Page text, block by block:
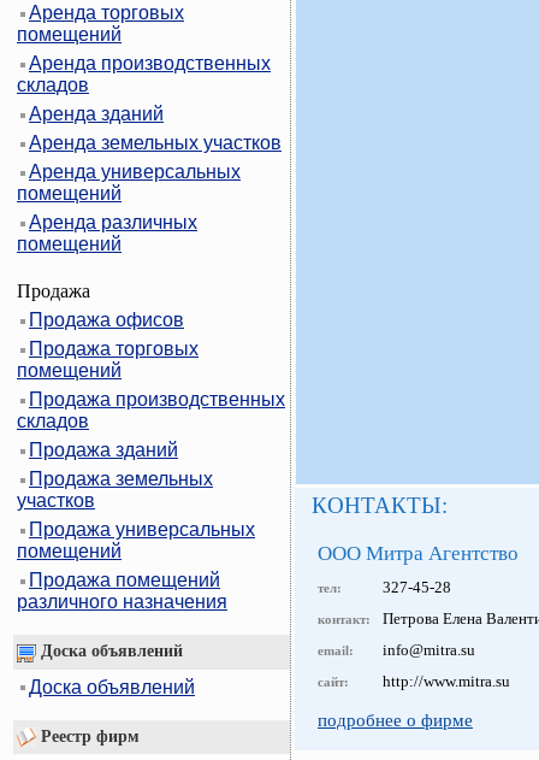
Аренда торговых
помещений
Аренда производственных
складов
Аренда зданий
Аренда земельных участков
Аренда универсальных
помещений
Аренда различных
помещений
Продажа
Продажа офисов
Продажа торговых
помещений
Продажа производственных
складов
Продажа зданий
Продажа земельных
участков
Продажа универсальных
помещений
Продажа помещений
различного назначения
Доска объявлений
Доска объявлений
Реестр фирм
КОНТАКТЫ:
ООО Митра Агентство
тел: 327-45-28
контакт: Петрова Елена
email: info@mitra.su
сайт: http://www.mitra.su
подробнее о фирме